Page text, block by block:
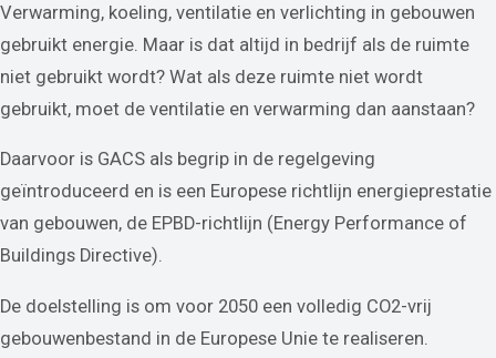
Verwarming, koeling, ventilatie en verlichting in gebouwen
gebruikt energie. Maar is dat altijd in bedrijf als de ruimte
niet gebruikt wordt? Wat als deze ruimte niet wordt
gebruikt, moet de ventilatie en verwarming dan aanstaan?
Daarvoor is GACS als begrip in de regelgeving
geïntroduceerd en is een Europese richtlijn energieprestatie
van gebouwen, de EPBD-richtlijn (Energy Performance of
Buildings Directive).
De doelstelling is om voor 2050 een volledig CO2-vrij
gebouwenbestand in de Europese Unie te realiseren.